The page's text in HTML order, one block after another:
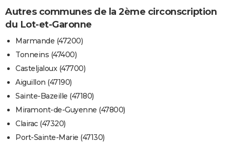
Autres communes de la 2ème circonscription
du Lot-et-Garonne
Marmande (47200)
Tonneins (47400)
Casteljaloux (47700)
Aiguillon (47190)
Sainte-Bazeille (47180)
Miramont-de-Guyenne (47800)
Clairac (47320)
Port-Sainte-Marie (47130)